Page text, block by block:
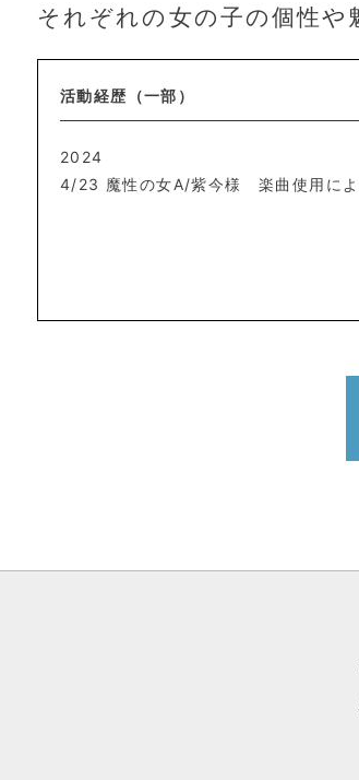
それぞれの女の子の個性や
活動経歴（一部）
2024
4/23 魔性の女A/紫今様 楽曲使用によ